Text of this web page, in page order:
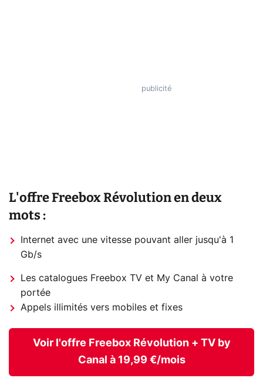
L'offre Freebox Révolution en deux
mots :
Internet avec une vitesse pouvant aller jusqu'à 1
Gb/s
Les catalogues Freebox TV et My Canal à votre
portée
Appels illimités vers mobiles et fixes
Voir l'offre Freebox Révolution + TV by
Canal à 19,99 €/mois